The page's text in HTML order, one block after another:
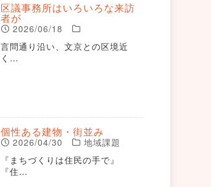
区議事務所はいろいろな来訪
者が
2026/06/18
言問通り沿い、文京との区境近
く…
個性ある建物・街並み
2026/04/30
地域課題
『まちづくりは住民の手で』
『住…